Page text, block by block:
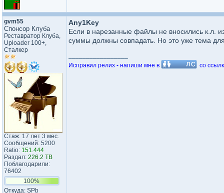
gvm55
Спонсор Клуба
Реставратор Клуба,
Uploader 100+,
Сталкер
Стаж: 17 лет 3 мес.
Сообщений: 5200
Ratio: 151.444
Раздал: 226.2 TB
Поблагодарили:
76402
100%
Откуда: SPb
Any1Key
Если в нарезанные файлы не вносились к.л.
суммы должны совпадать. Но это уже тема для
Исправил релиз - напиши мне в
со